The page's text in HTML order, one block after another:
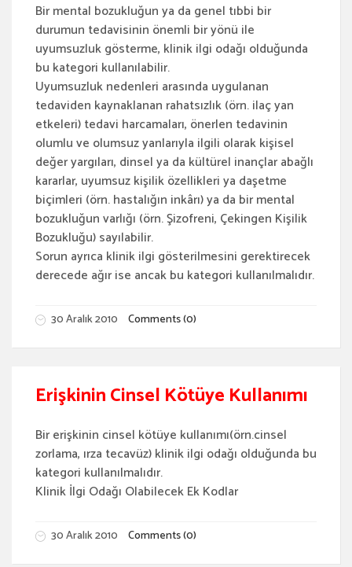
Bir mental bozukluğun ya da genel tıbbi bir
durumun tedavisinin önemli bir yönü ile
uyumsuzluk gösterme, klinik ilgi odağı olduğunda
bu kategori kullanılabilir.
Uyumsuzluk nedenleri arasında uygulanan
tedaviden kaynaklanan rahatsızlık (örn. ilaç yan
etkeleri) tedavi harcamaları, önerlen tedavinin
olumlu ve olumsuz yanlarıyla ilgili olarak kişisel
değer yargıları, dinsel ya da kültürel inançlar abağlı
kararlar, uyumsuz kişilik özellikleri ya daşetme
biçimleri (örn. hastalığın inkârı) ya da bir mental
bozukluğun varlığı (örn. Şizofreni, Çekingen Kişilik
Bozukluğu) sayılabilir.
Sorun ayrıca klinik ilgi gösterilmesini gerektirecek
derecede ağır ise ancak bu kategori kullanılmalıdır.
30 Aralık 2010 Comments (0)
Erişkinin Cinsel Kötüye Kullanımı
Bir erişkinin cinsel kötüye kullanımı(örn.cinsel
zorlama, ırza tecavüz) klinik ilgi odağı olduğunda bu
kategori kullanılmalıdır.
Klinik İlgi Odağı Olabilecek Ek Kodlar
30 Aralık 2010 Comments (0)